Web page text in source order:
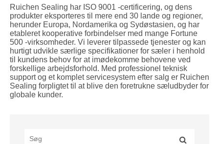
Ruichen Sealing har ISO 9001 -certificering, og dens
produkter eksporteres til mere end 30 lande og regioner,
herunder Europa, Nordamerika og Sydøstasien, og har
etableret kooperative forbindelser med mange Fortune
500 -virksomheder. Vi leverer tilpassede tjenester og kan
hurtigt udvikle særlige specifikationer for sæler i henhold
til kundens behov for at imødekomme behovene ved
forskellige arbejdsforhold. Med professionel teknisk
support og et komplet servicesystem efter salg er Ruichen
Sealing forpligtet til at blive den foretrukne sæludbyder for
globale kunder.